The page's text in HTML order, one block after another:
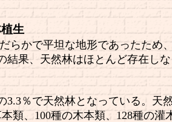
生
らかで平坦な地形であったため
結果、天然林はほとんど存在しな
3.3％で天然林となっている。天
類、100種の木本類、128種の灌